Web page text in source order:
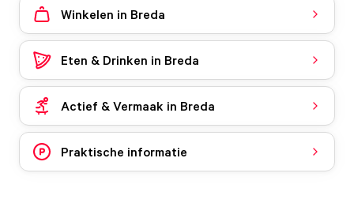
Winkelen in Breda
Eten & Drinken in Breda
Actief & Vermaak in Breda
Praktische informatie